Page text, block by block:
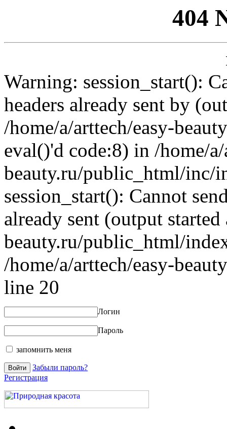
404
Warning: session_start():
headers already sent by
/home/a/arttech/easy-
eval()'d code:8) in /home/
beauty.ru/public_html/inc/
session_start(): Cannot
already sent (output
beauty.ru/public_html/
/home/a/arttech/easy-
line 20
Логин
Пароль
запомнить меня
Забыли пароль?
Регистрация